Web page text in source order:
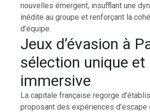
nouvelles émergent, insufflant une
inédite au groupe et renforçant la
d’équipe.
Jeux d’évasion à
sélection unique et
immersive
La capitale française regorge
proposant des expériences d’escape